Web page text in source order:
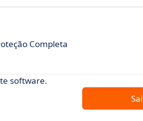
Completa
software.